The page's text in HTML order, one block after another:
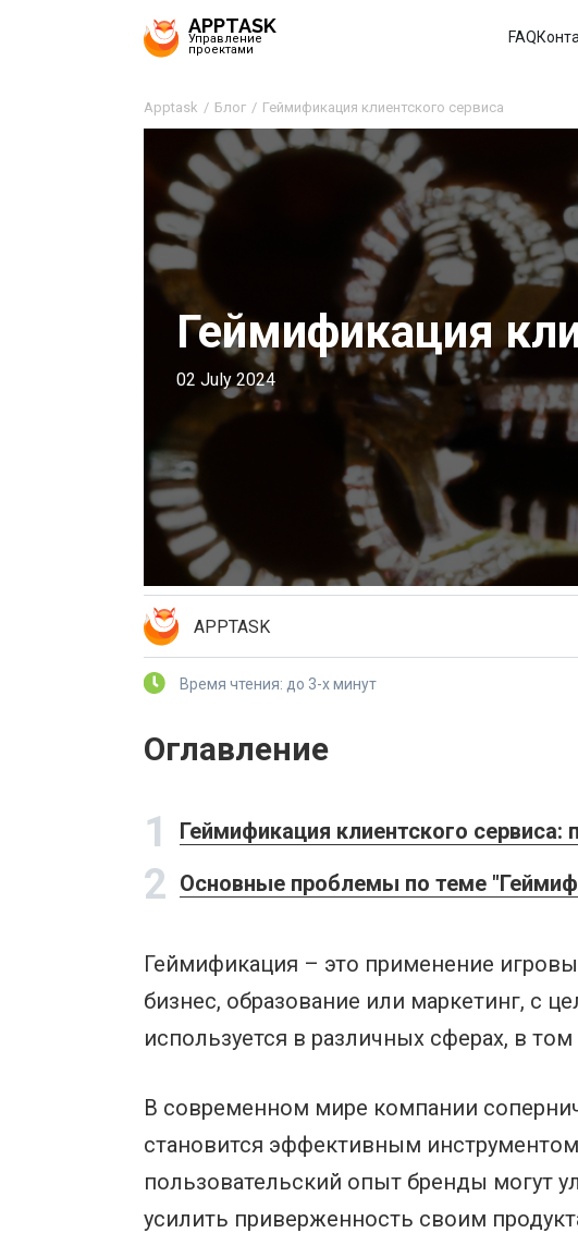
APPTASK
Управление
проектами
FAQ
Apptask Блог Геймификация клиентского сервиса
Геймификация
02 July 2024
APPTASK
Время чтения: до 3-х минут
Оглавление
1 Геймификация клиентского
2 Основные проблемы по теме
Геймификация – это применение
бизнес, образование или маркетинг, с
используется в различных сферах, в
В современном мире компании
становится эффективным
пользовательский опыт бренды могут
усилить приверженность своим